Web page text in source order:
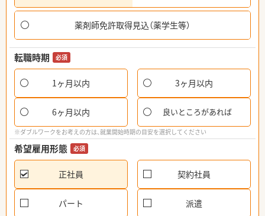
薬剤師免許取得見込（薬学生等）
転職時期 必須
1ヶ月以内 3ヶ月以内
6ヶ月以内 良いところがあれば
※ダブルワークをお考えの方は、就業開始時期の目安を選択してください
希望雇用形態 必須
正社員 契約社員
パート 派遣